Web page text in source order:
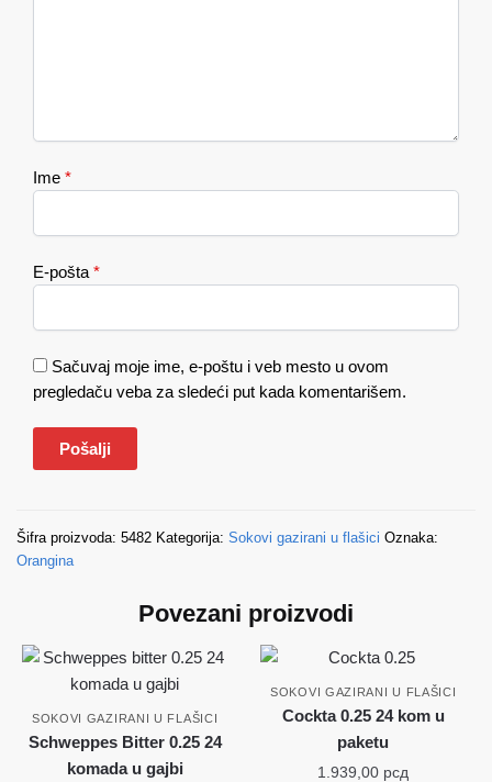
Ime *
E-pošta *
Sačuvaj moje ime, e-poštu i veb mesto u ovom
pregledaču veba za sledeći put kada komentarišem.
Šifra proizvoda: 5482 Kategorija: Sokovi gazirani u flašici Oznaka:
Orangina
Povezani proizvodi
SOKOVI GAZIRANI U FLAŠICI
Schweppes Bitter 0.25 24
komada u gajbi
SOKOVI GAZIRANI U FLAŠICI
Cockta 0.25 24 kom u
paketu
1.939,00 рсд